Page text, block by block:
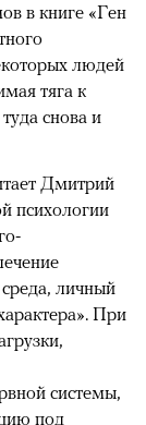
в книге «Ген
людей
тяга к
снова и
Дмитрий
психологии
личный
При
системы,
под